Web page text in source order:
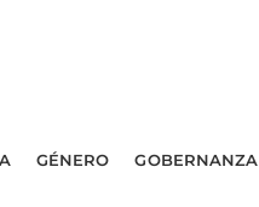
GÉNERO GOBERNANZA